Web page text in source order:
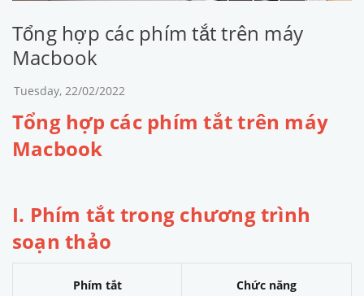
Tổng hợp các phím tắt trên máy
Macbook
Tuesday, 22/02/2022
Tổng hợp các phím tắt trên máy
Macbook
I. Phím tắt trong chương trình
soạn thảo
Phím tắt Chức năng